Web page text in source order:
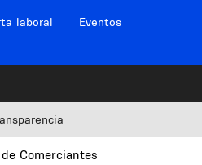
laboral Eventos
Comerciantes